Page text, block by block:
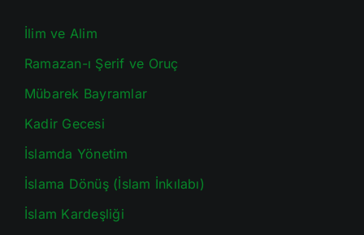
İlim ve Alim
Ramazan-ı Şerif ve Oruç
Mübarek Bayramlar
Kadir Gecesi
İslamda Yönetim
İslama Dönüş (İslam İnkılabı)
İslam Kardeşliği